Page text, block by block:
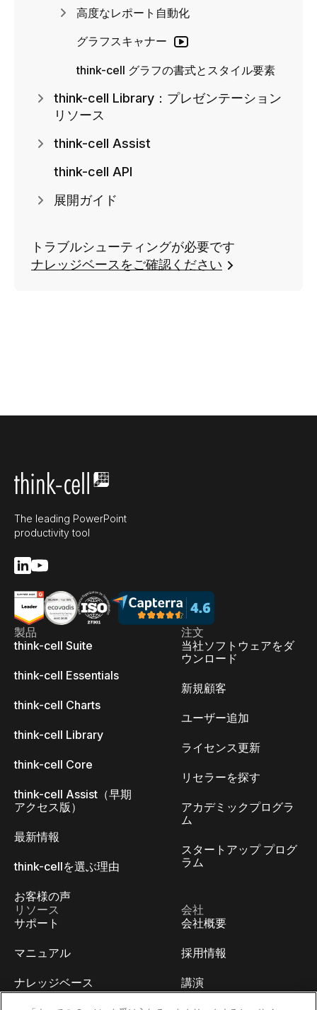
高度なレポート自動化
グラフスキャナー
think-cell グラフの書式とスタイル要素
think-cell Library：プレゼンテーション
リソース
think-cell Assist
think-cell API
展開ガイド
トラブルシューティングが必要です
ナレッジベースをご確認ください
The leading PowerPoint
productivity tool
製品
think-cell Suite
think-cell Essentials
think-cell Charts
think-cell Library
think-cell Core
think-cell Assist（早期
アクセス版）
最新情報
think-cellを選ぶ理由
お客様の声
注文
当社ソフトウェアをダ
ウンロード
新規顧客
ユーザー追加
ライセンス更新
リセラーを探す
アカデミックプログラ
ム
スタートアップ プログ
ラム
リソース
サポート
マニュアル
ナレッジベース
会社
会社概要
採用情報
講演